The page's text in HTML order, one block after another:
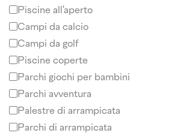
Piscine all'aperto
Campi da calcio
Campi da golf
Piscine coperte
Parchi giochi per bambini
Parchi avventura
Palestre di arrampicata
Parchi di arrampicata